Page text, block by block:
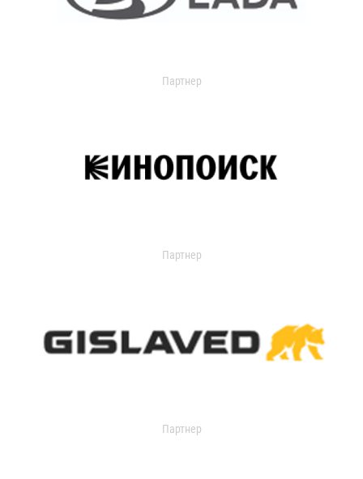
Партнер
Партнер
Партнер